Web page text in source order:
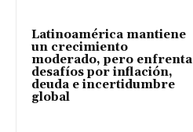
Latinoamérica mantiene
un crecimiento
moderado, pero enfrenta
desafíos por inflación,
deuda e incertidumbre
global